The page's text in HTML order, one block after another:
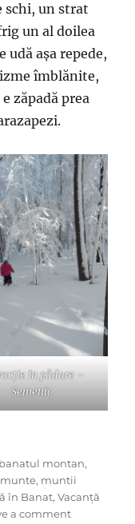
schi, un strat
un al doilea
udă așa repede,
îmblănite,
zăpadă prea
în pădure –
Semenic
banatul montan,
munte, muntii
în Banat,Vacanță
a commenton